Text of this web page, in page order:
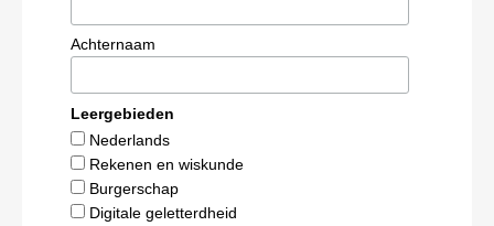
Achternaam
Leergebieden
Nederlands
Rekenen en wiskunde
Burgerschap
Digitale geletterdheid